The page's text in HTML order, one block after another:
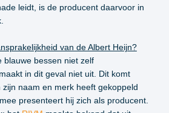
leidt, is de producent daarvoor in
van de Albert Heijn?
blauwe bessen niet zelf
in dit geval niet uit. Dit komt
naam en merk heeft gekoppeld
presenteert hij zich als producent.